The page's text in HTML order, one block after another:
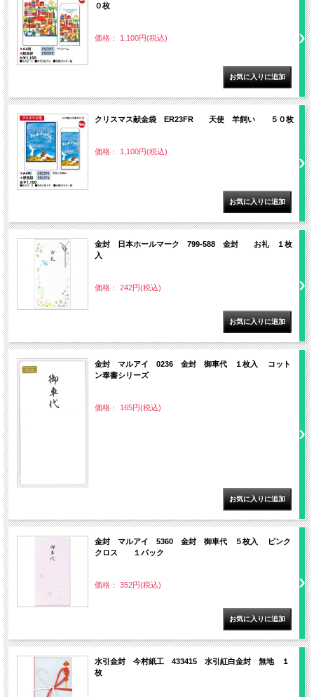
０枚
価格： 1,100円(税込)
クリスマス献金袋 ER23FR 天使 羊飼い ５０枚
価格： 1,100円(税込)
金封 日本ホールマーク 799-588 金封 お礼 １枚
入
価格： 242円(税込)
金封 マルアイ 0236 金封 御車代 １枚入 コット
ン奉書シリーズ
価格： 165円(税込)
金封 マルアイ 5360 金封 御車代 ５枚入 ピンク
クロス １パック
価格： 352円(税込)
水引金封 今村紙工 433415 水引紅白金封 無地 １
枚